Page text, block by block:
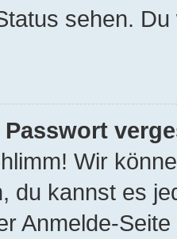
sehen.
Wir
du kannst es
Anmelde-